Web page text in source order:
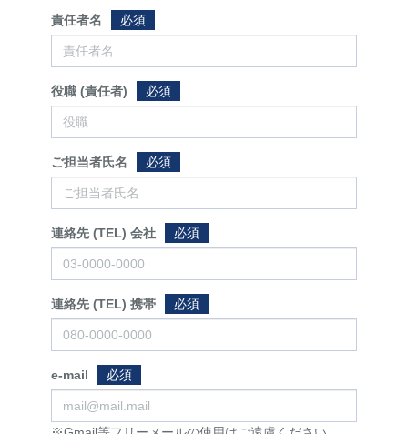
責任者名 必須
役職 (責任者) 必須
ご担当者氏名 必須
連絡先 (TEL) 会社 必須
連絡先 (TEL) 携帯 必須
e-mail 必須